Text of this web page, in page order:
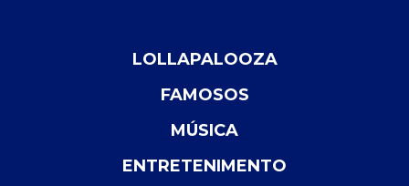
LOLLAPALOOZA
FAMOSOS
MÚSICA
ENTRETENIMENTO